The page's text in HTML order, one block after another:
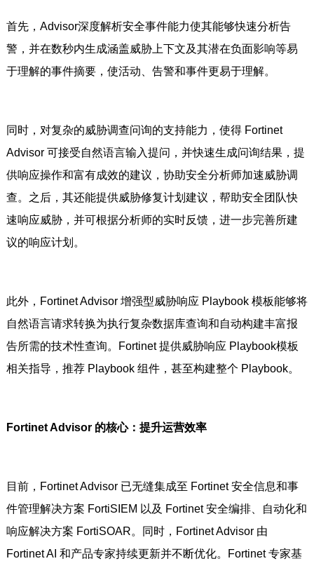
首先，Advisor深度解析安全事件能力使其能够快速分析告
警，并在数秒内生成涵盖威胁上下文及其潜在负面影响等易
于理解的事件摘要，使活动、告警和事件更易于理解。
同时，对复杂的威胁调查问询的支持能力，使得 Fortinet
Advisor 可接受自然语言输入提问，并快速生成问询结果，提
供响应操作和富有成效的建议，协助安全分析师加速威胁调
查。之后，其还能提供威胁修复计划建议，帮助安全团队快
速响应威胁，并可根据分析师的实时反馈，进一步完善所建
议的响应计划。
此外，Fortinet Advisor 增强型威胁响应 Playbook 模板能够将
自然语言请求转换为执行复杂数据库查询和自动构建丰富报
告所需的技术性查询。Fortinet 提供威胁响应 Playbook模板
相关指导，推荐 Playbook 组件，甚至构建整个 Playbook。
Fortinet Advisor 的核心：提升运营效率
目前，Fortinet Advisor 已无缝集成至 Fortinet 安全信息和事
件管理解决方案 FortiSIEM 以及 Fortinet 安全编排、自动化和
响应解决方案 FortiSOAR。同时，Fortinet Advisor 由
Fortinet AI 和产品专家持续更新并不断优化。Fortinet 专家基